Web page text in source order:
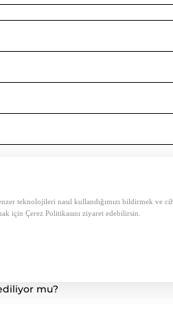
mu?
teknolojileri nasıl kullandığımızı bildirmek ve
için Çerez Politikasını ziyaret edebilirsin.